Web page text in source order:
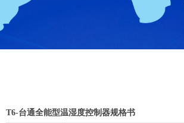
T6-台通全能型温湿度控制器规格书